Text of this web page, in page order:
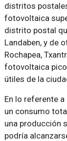
distritos
fotovoltaica
distrito postal
Landaben, y de
Rochapea,
fotovoltaica
útiles de la
En lo referente
un consumo
una producción
podría